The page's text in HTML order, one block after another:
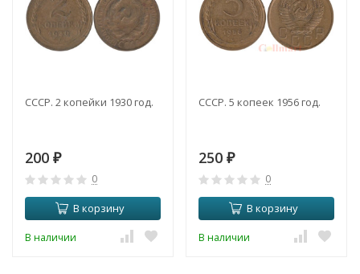
СССР. 2 копейки 1930 год.
200 ₽
0
В корзину
В наличии
СССР. 5 копеек 1956 год.
250 ₽
0
В корзину
В наличии